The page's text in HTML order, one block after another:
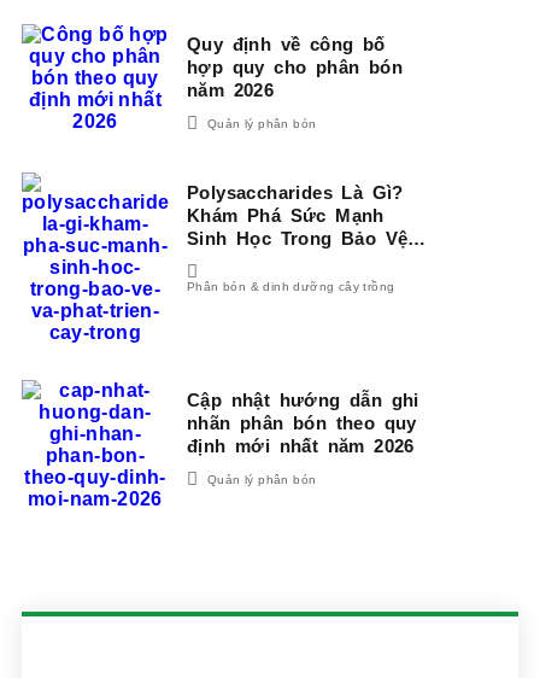
Quy định về công bố
hợp quy cho phân bón
năm 2026
Quản lý phân bón
Polysaccharides Là Gì?
Khám Phá Sức Mạnh
Sinh Học Trong Bảo Vệ
Và Phát Triển Cây Trồng
Phân bón & dinh dưỡng cây trồng
Cập nhật hướng dẫn ghi
nhãn phân bón theo quy
định mới nhất năm 2026
Quản lý phân bón